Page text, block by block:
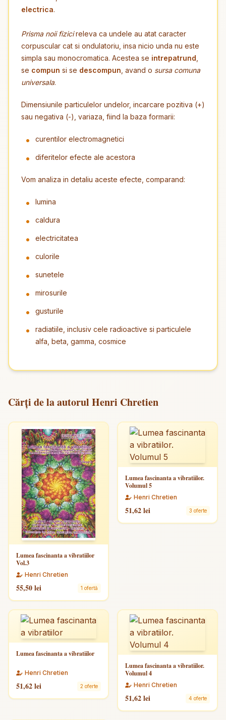
electrica.
Prisma noii fizicireleva ca undele au atat caracter
corpuscular cat si ondulatoriu, insa nicio unda nu este
simpla sau monocromatica. Acestea se intrepatrund
se compun si se descompun , avand o sursa comuna
universala.
Dimensiunile particulelor undelor, incarcare pozitiva (+)
sau negativa (-), variaza, fiind la baza formarii:
curentilor electromagnetici
diferitelor efecte ale acestora
Vom analiza in detaliu aceste efecte, comparand:
lumina
caldura
electricitatea
culorile
sunetele
mirosurile
gusturile
radiatiile, inclusiv cele radioactive si particulele
alfa, beta, gamma, cosmice
Cărți de la autorul Henri Chretien
Lumea fascinanta a vibratiilor
Vol.3
Henri Chretien
55,50 lei 1 ofertă
Lumea fascinanta a vibratiilor.
Volumul 5
Henri Chretien
51,62 lei 3 oferte
Lumea fascinanta a vibratiilor
Henri Chretien
51,62 lei 2 oferte
Lumea fascinanta a vibratiilor.
Volumul 4
Henri Chretien
51,62 lei 4 oferte